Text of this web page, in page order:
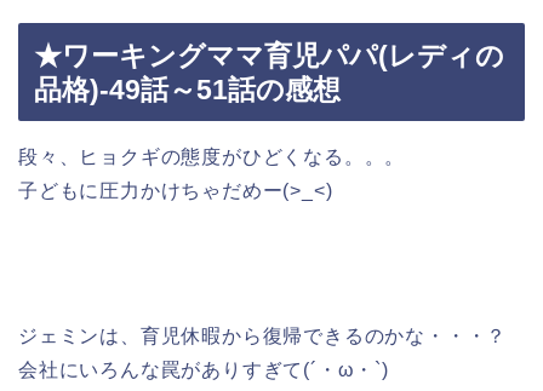
★ワーキングママ育児パパ(レディの
品格)-49話～51話の感想
段々、ヒョクギの態度がひどくなる。。。
子どもに圧力かけちゃだめー(>_<)
ジェミンは、育児休暇から復帰できるのかな・・・？
会社にいろんな罠がありすぎて(´・ω・`)